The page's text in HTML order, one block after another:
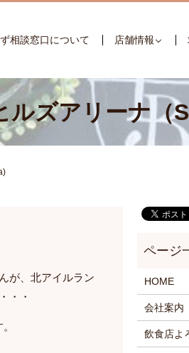
相談窓口について 店舗情報
ズアリーナ（
が、北アイルラン
・・
HOME
会社案内
飲食店よ